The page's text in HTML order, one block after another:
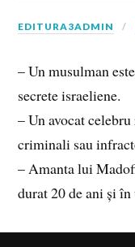
EDITURA3ADMIN
– Un musulman
secrete israeliene.
– Un avocat
criminali sau
– Amanta lui
durat 20 de ani și